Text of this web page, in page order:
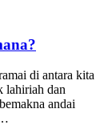
di antara kita
lahiriah dan
andai